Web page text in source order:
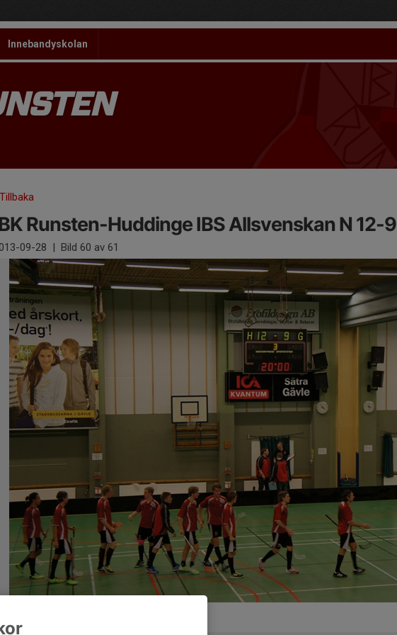
Innebandyskolan
Tillbaka
Runsten-Huddinge IBS Allsvenskan N 12-9
09-28 | Bild 60 av 61